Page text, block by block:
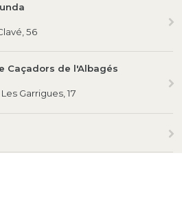
56
Caçadors de l'Albagés
Garrigues, 17